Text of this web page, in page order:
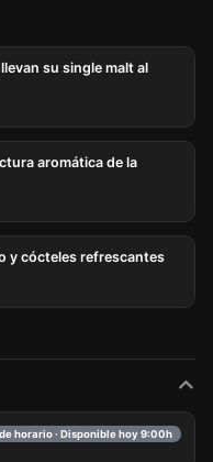
su single malt al
aromática de la
y cócteles refrescantes
horario · Disponible hoy 9:00h